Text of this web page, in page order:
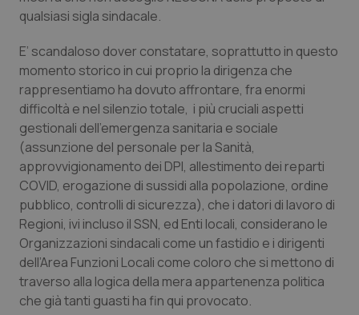
Puglia
Sardegna
Sicilia
Toscana
Umbria
Valle D’Aosta
Veneto
Malattie rare
Malattia di Crohn & Rettocolite Ulcerosa
Neuroscienze & patologie neurodegenerative
Obesità
Oftalmologia
Oncodermatologia
Oncoematologia
Oncologia & Nutrizione
qualsiasi sigla sindacale.
E’ scandaloso dover constatare, soprattutto in questo
momento storico in cui proprio la dirigenza che
rappresentiamo ha dovuto affrontare, fra enormi
difficoltà e nel silenzio totale, i più cruciali aspetti
gestionali dell’emergenza sanitaria e sociale
(assunzione del personale per la Sanità,
approvvigionamento dei DPI, allestimento dei reparti
COVID, erogazione di sussidi alla popolazione, ordine
pubblico, controlli di sicurezza), che i datori di lavoro di
Regioni, ivi incluso il SSN, ed Enti locali, considerano le
Organizzazioni sindacali come un fastidio e i dirigenti
dell’Area Funzioni Locali come coloro che si mettono di
traverso alla logica della mera appartenenza politica
che già tanti guasti ha fin qui provocato.